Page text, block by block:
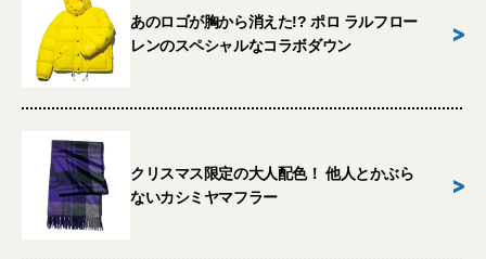
あのロゴが胸から消えた!? ポロ ラルフロー
レンのスペシャルなコラボダウン
>
クリスマス限定の大人配色！ 他人とかぶら
ないカシミヤマフラー
>